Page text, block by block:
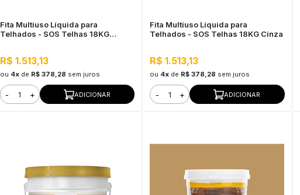
Fita Multiuso Líquida para
Telhados - SOS Telhas 18KG
R$ 1.513,13
ou 4xde R$ 378,28 sem juros
- + ADICIONAR
Fita Multiuso Líquida para
Telhados - SOS Telhas 18KG Cinza
R$ 1.513,13
ou 4x de R$ 378,28 sem juros
- + ADICIONAR